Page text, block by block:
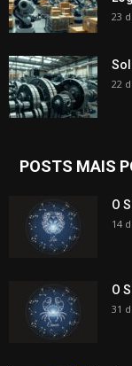
23
22
POSTS MAIS
O
14
O
31